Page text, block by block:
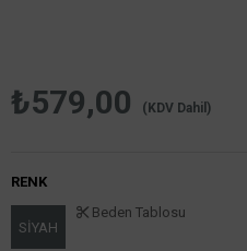
₺579,00 (KDV Dahil)
RENK
SİYAH
Beden Tablosu